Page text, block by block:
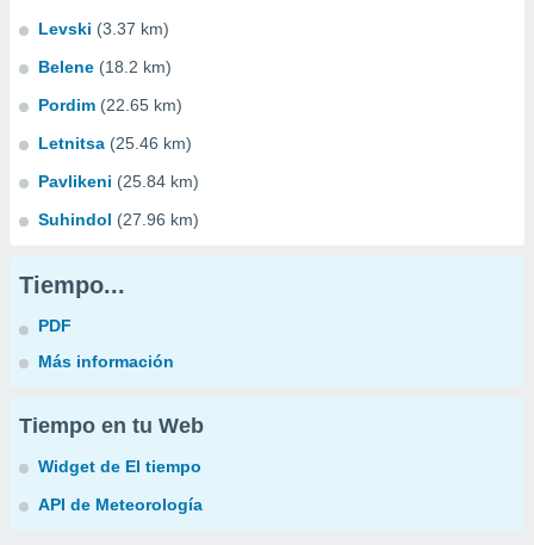
Levski (3.37 km)
Belene (18.2 km)
Pordim (22.65 km)
Letnitsa (25.46 km)
Pavlikeni (25.84 km)
Suhindol (27.96 km)
Tiempo...
PDF
Más información
Tiempo en tu Web
Widget de El tiempo
API de Meteorología